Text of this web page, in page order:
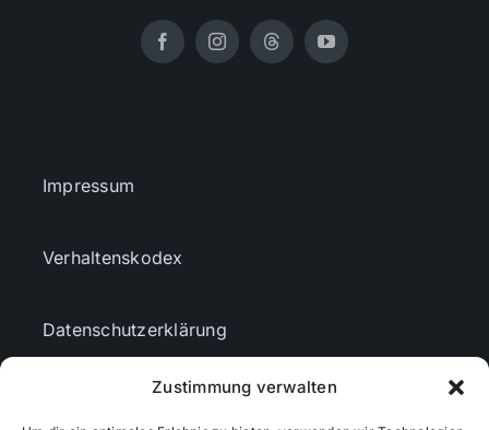
Zustimmung verwalten
Impressum
Verhaltenskodex
Datenschutzerklärung